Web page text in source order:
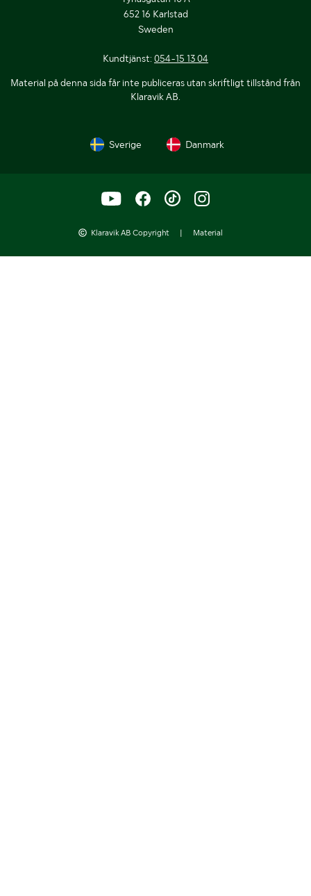
652 16 Karlstad
Sweden
Kundtjänst: 054-15 13 04
Material på denna sida får inte publiceras utan skriftligt tillstånd från
Klaravik AB.
Sverige Danmark
Klaravik AB Copyright | Material